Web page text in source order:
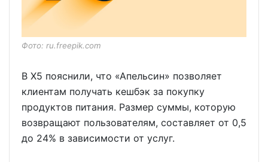
Фото: ru.freepik.com
В X5 пояснили, что «Апельсин» позволяет
клиентам получать кешбэк за покупку
продуктов питания. Размер суммы, которую
возвращают пользователям, составляет от 0,5
до 24% в зависимости от услуг.